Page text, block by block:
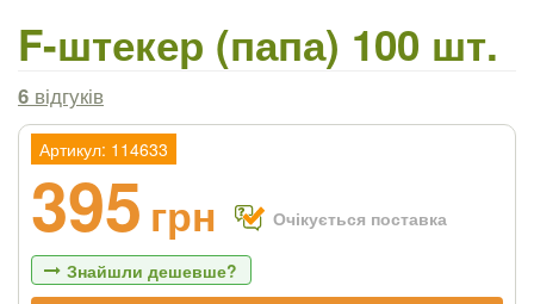
F-штекер (папа) 100 шт.
6 відгуків
Артикул: 114633
395 грн Очікується поставка
Знайшли дешевше?